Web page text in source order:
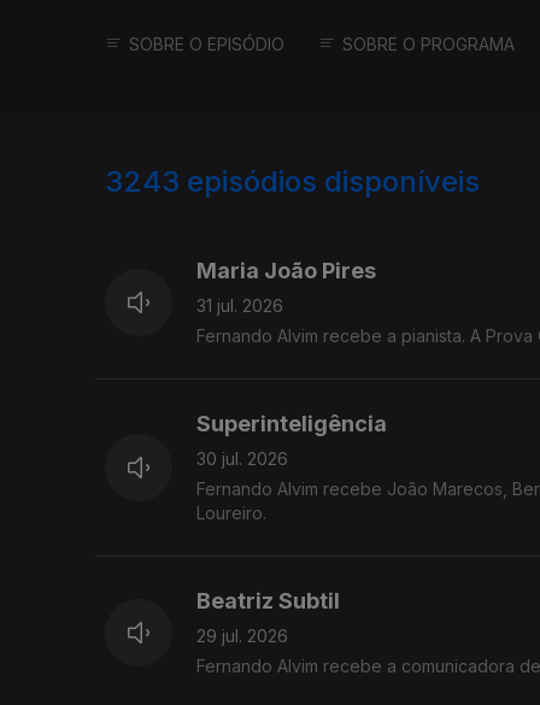
SOBRE O EPISÓDIO SOBRE O PROGRAMA
3243 episódios disponíveis
Maria João Pires
31 jul. 2026
Fernando Alvim recebe a pianista. A
Superinteligência
30 jul. 2026
Fernando Alvim recebe João Marecos,
Loureiro.
Beatriz Subtil
29 jul. 2026
Fernando Alvim recebe a comunicadora